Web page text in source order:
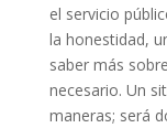
el servicio
la honestidad,
saber más
necesario. Un
maneras; será